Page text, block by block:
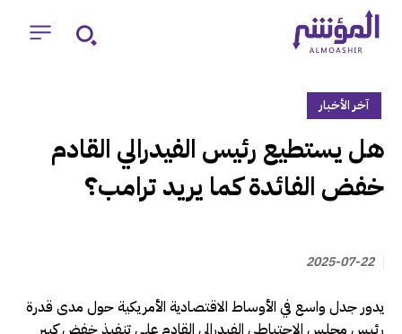
آخر الأخبار
‏هل يستطيع رئيس الفيدرالي القادم
خفض الفائدة كما يريد ترامب؟
2025-07-22
يدور جدل واسع في الأوساط الاقتصادية الأمريكية حول مدى قدرة